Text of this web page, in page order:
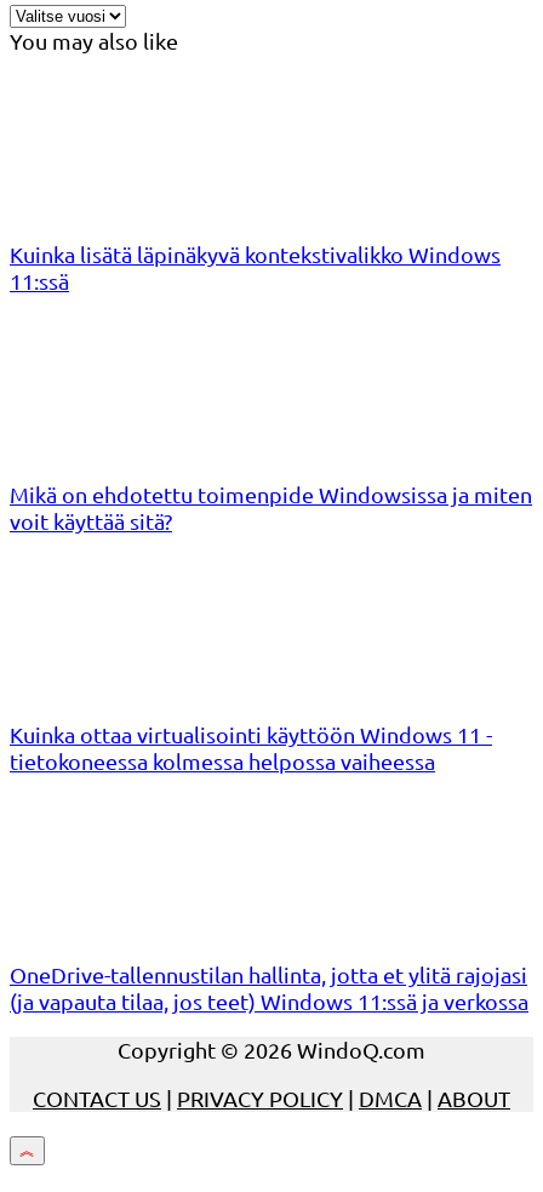
You may also like
Kuinka lisätä läpinäkyvä kontekstivalikko Windows
11:ssä
Mikä on ehdotettu toimenpide Windowsissa ja miten
voit käyttää sitä?
Kuinka ottaa virtualisointi käyttöön Windows 11 -
tietokoneessa kolmessa helpossa vaiheessa
OneDrive-tallennustilan hallinta, jotta et ylitä rajojasi
(ja vapauta tilaa, jos teet) Windows 11:ssä ja verkossa
Copyright © 2026 WindoQ.com
CONTACT US | PRIVACY POLICY | DMCA | ABOUT